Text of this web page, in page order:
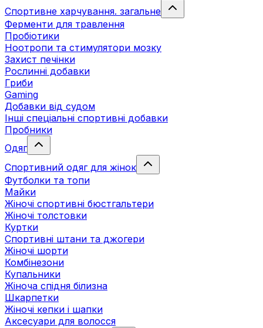
Спортивне харчування. загальне
Ферменти для травлення
Пробіотики
Ноотропи та стимулятори мозку
Захист печінки
Рослинні добавки
Гриби
Gaming
Добавки від судом
Інші спеціальні спортивні добавки
Пробники
Одяг
Спортивний одяг для жінок
Футболки та топи
Майки
Жіночі спортивні бюстгальтери
Жіночі толстовки
Куртки
Спортивні штани та джогери
Жіночі шорти
Комбінезони
Купальники
Жіноча спідня білизна
Шкарпетки
Жіночі кепки і шапки
Аксесуари для волосся